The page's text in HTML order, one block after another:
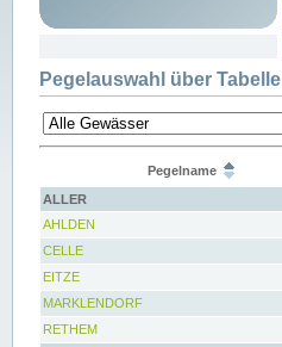
Pegelauswahl über Tabelle
Pegelname
ALLER
AHLDEN
CELLE
EITZE
MARKLENDORF
RETHEM